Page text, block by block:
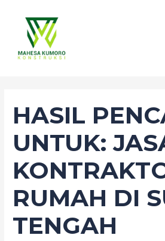
HASIL
UNTUK:
RUMAH DI
TENGAH
untuk: